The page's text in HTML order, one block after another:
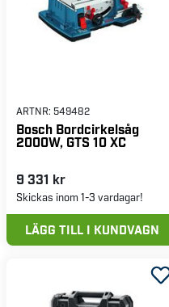
ARTNR: 549482
Bosch Bordcirkelsåg
2000W, GTS 10 XC
9 331 kr
Skickas inom 1-3 vardagar!
LÄGG TILL I KUNDVAGN